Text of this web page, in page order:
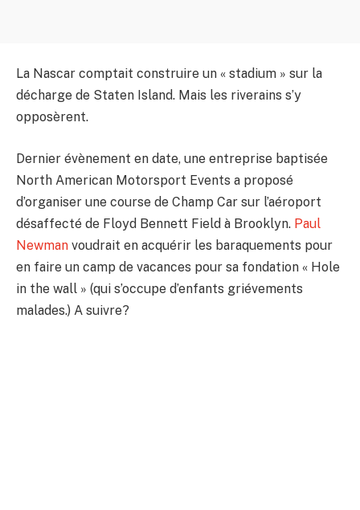
La Nascar comptait construire un « stadium » sur la
décharge de Staten Island. Mais les riverains s’y
opposèrent.
Dernier évènement en date, une entreprise baptisée
North American Motorsport Events a proposé
d’organiser une course de Champ Car sur l’aéroport
désaffecté de Floyd Bennett Field à Brooklyn. Paul
Newman voudrait en acquérir les baraquements pour
en faire un camp de vacances pour sa fondation « Hole
in the wall » (qui s’occupe d’enfants griévements
malades.) A suivre?